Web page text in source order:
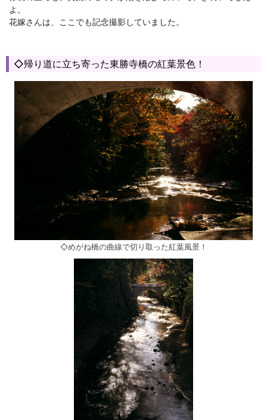
よ。
花嫁さんは、ここでも記念撮影していました。
◇帰り道に立ち寄った東勝寺橋の紅葉景色！
◇めがね橋の曲線で切り取った紅葉風景！